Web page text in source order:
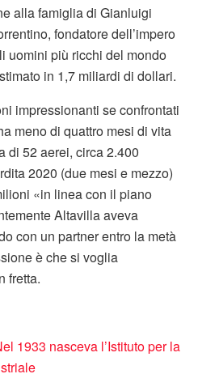
alla famiglia di Gianluigi
fondatore dell’impero
uomini più ricchi del mondo
in 1,7 miliardi di dollari.
impressionanti se confrontati
meno di quattro mesi di vita
di 52 aerei, circa 2.400
2020 (due mesi e mezzo)
«in linea con il piano
Altavilla aveva
con un partner entro la metà
è che si voglia
fretta.
1933 nasceva l’Istituto per la